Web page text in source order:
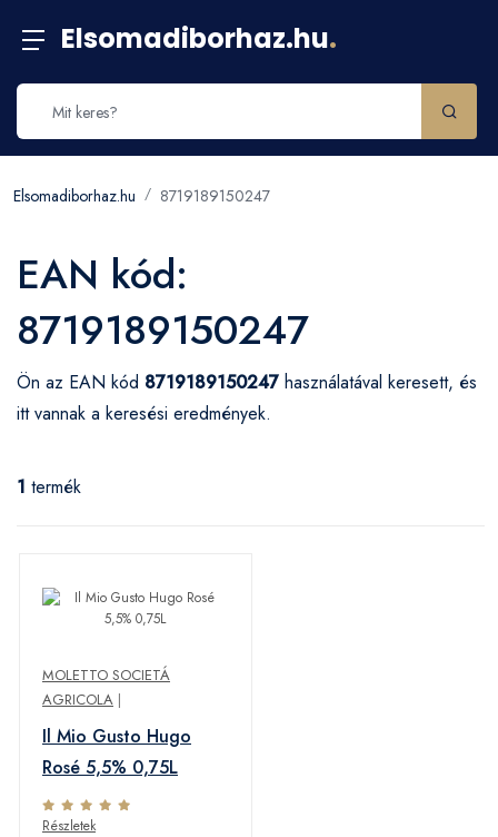
Elsomadiborhaz.hu.
Elsomadiborhaz.hu 8719189150247
EAN kód:
8719189150247
Ön az EAN kód 8719189150247 használatával keresett, és
itt vannak a keresési eredmények.
1 termék
MOLETTO SOCIETÁ
AGRICOLA |
Il Mio Gusto Hugo
Rosé 5,5% 0,75L
Részletek